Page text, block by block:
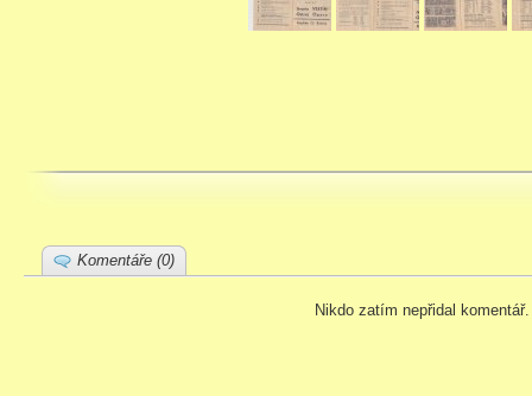
Komentáře (0)
Nikdo zatím nepřidal komentář.